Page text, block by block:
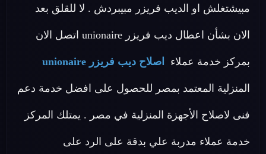
مبيشتغلش او الديب فريزر مبيبردش . لا للقلق بعد
الان بشأن اعطال ديب فريزر unionaire اتصل الان
بمركز خدمة عملاء اصلاح ديب فريزر unionaire
المنزلية المعتمد بمصر للحصول على افضل خدمة دعم
فنى لاصلاح الأجهزة المنزلية في مصر . يمتلك المركز
خدمة عملاء مدربة علي بدقة على الرد على